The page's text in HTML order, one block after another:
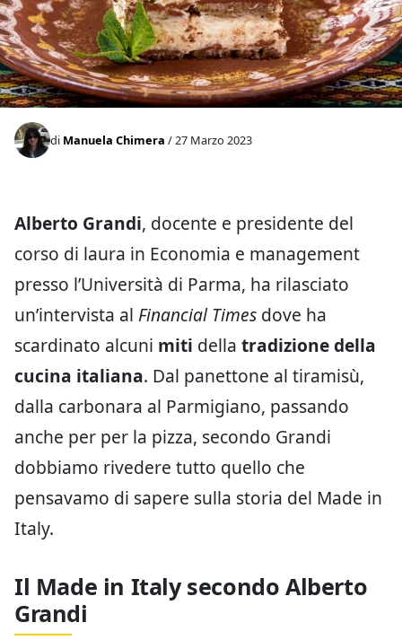
di Manuela Chimera / 27 Marzo 2023
Alberto Grandi, docente e presidente del
corso di laura in Economia e management
presso l’Università di Parma, ha rilasciato
un’intervista al Financial Times dove ha
scardinato alcuni miti della tradizione della
cucina italiana. Dal panettone al tiramisù,
dalla carbonara al Parmigiano, passando
anche per per la pizza, secondo Grandi
dobbiamo rivedere tutto quello che
pensavamo di sapere sulla storia del Made in
Italy.
Il Made in Italy secondo Alberto
Grandi